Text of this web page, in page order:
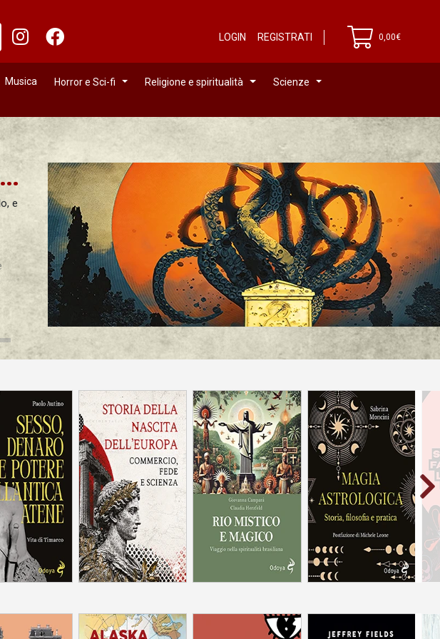
LOGIN REGISTRATI 0,00€
Musica Horror e Sci-fi Religione e spiritualità
Scienze
L'orrore soprannaturale in letteratura
e
e
di Timarco
Commercio, fede e
scienza
Viaggio nella
spiritualità brasiliana
Storia, filosofia e
pratica